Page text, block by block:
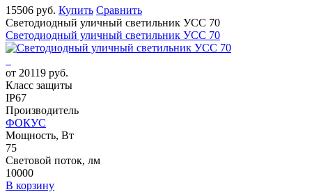
15506 руб. Купить Сравнить
Светодиодный уличный светильник УСС 70
Светодиодный уличный светильник УСС 70
от 20119 руб.
Класс защиты
IP67
Производитель
ФОКУС
Мощность, Вт
75
Световой поток, лм
10000
В корзину